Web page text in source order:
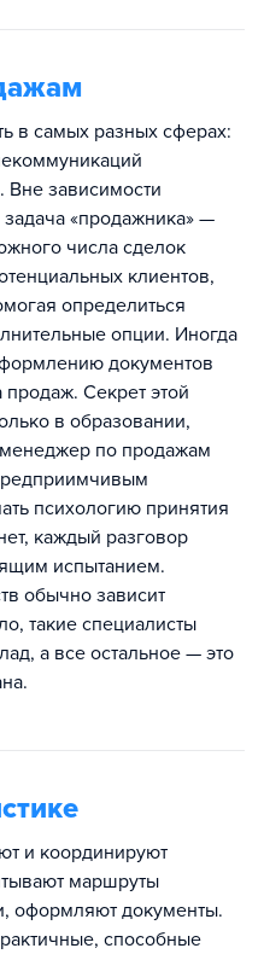
в самых разных сферах:
зависимости
«продажника» —
числа сделок
клиентов,
определиться
опции. Иногда
документов
продаж. Секрет этой
в образовании,
менеджер по продажам
психологию принятия
каждый разговор
испытанием.
обычно зависит
такие специалисты
а все остальное — это
и координируют
маршруты
оформляют документы.
способные